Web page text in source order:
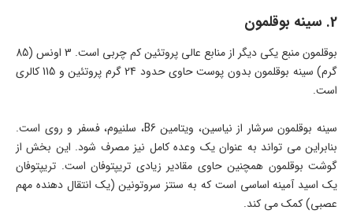
2. سینه بوقلمون
بوقلمون منبع یکی دیگر از منابع عالی پروتئین کم چربی است. 3 اونس (85
گرم) سینه بوقلمون بدون پوست حاوی حدود 24 گرم پروتئین و 115 کالری
است.
سینه بوقلمون سرشار از نیاسین، ویتامین B6، سلنیوم، فسفر و روی است.
بنابراین می تواند به عنوان یک وعده کامل نیز مصرف شود. این بخش از
گوشت بوقلمون همچنین حاوی مقادیر زیادی تریپتوفان است. تریپتوفان
یک اسید آمینه اساسی است که به سنتز سروتونین (یک انتقال دهنده مهم
عصبی) کمک می کند.